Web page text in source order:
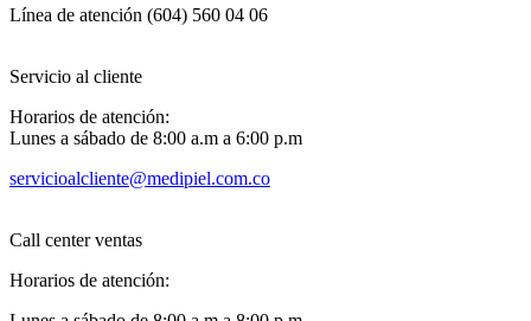
Línea de atención (604) 560 04 06
Servicio al cliente
Horarios de atención:
Lunes a sábado de 8:00 a.m a 6:00 p.m
servicioalcliente@medipiel.com.co
Call center ventas
Horarios de atención: